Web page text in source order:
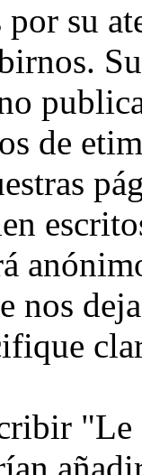
por su
de
nos